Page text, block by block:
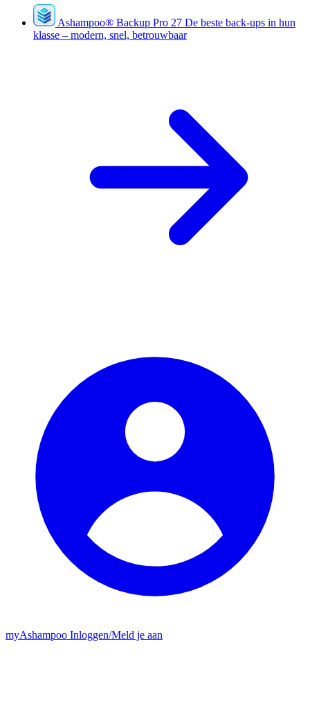
Ashampoo® Backup Pro 27 De beste back-ups in hun
klasse – modern, snel, betrouwbaar
myAshampoo Inloggen/Meld je aan